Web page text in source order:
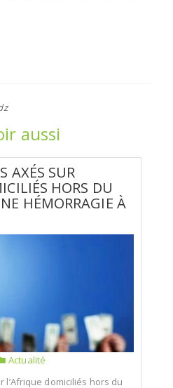
aussi
AXÉS SUR
HORS DU
HÉMORRAGIE À
Actualité
l’Afrique domiciliés hors du